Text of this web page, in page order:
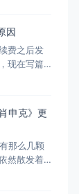
点点，想
主题，只
因
费之后发
现在写篇
面板，启
下容器日
文件目录
申克》更
那么几颗
然散发着
贝克